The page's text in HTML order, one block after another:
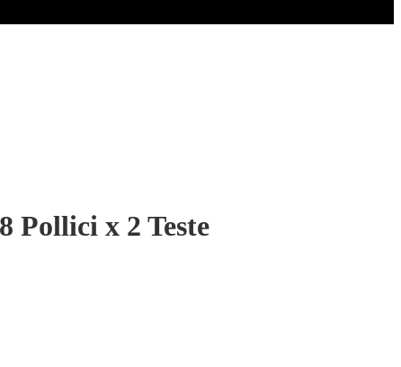
Pollici x 2 Teste